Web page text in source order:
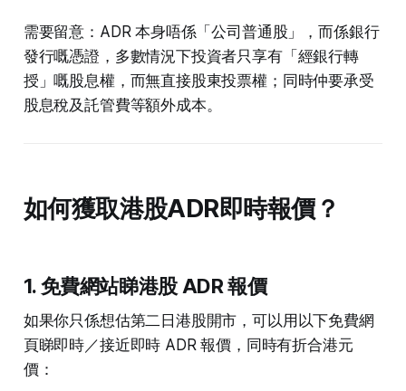
需要留意：ADR 本身唔係「公司普通股」，而係銀行
發行嘅憑證，多數情況下投資者只享有「經銀行轉
授」嘅股息權，而無直接股東投票權；同時仲要承受
股息稅及託管費等額外成本。
如何獲取港股ADR即時報價？
1. 免費網站睇港股 ADR 報價
如果你只係想估第二日港股開市，可以用以下免費網
頁睇即時／接近即時 ADR 報價，同時有折合港元
價：